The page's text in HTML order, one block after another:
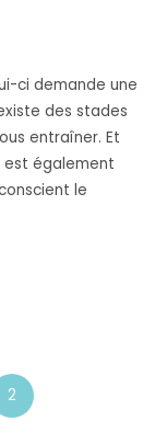
ci demande une
des stades
entraîner. Et
est également
le
2